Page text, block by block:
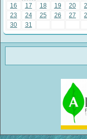
16
17 18 19 20
23
24 25 26 27
30
31